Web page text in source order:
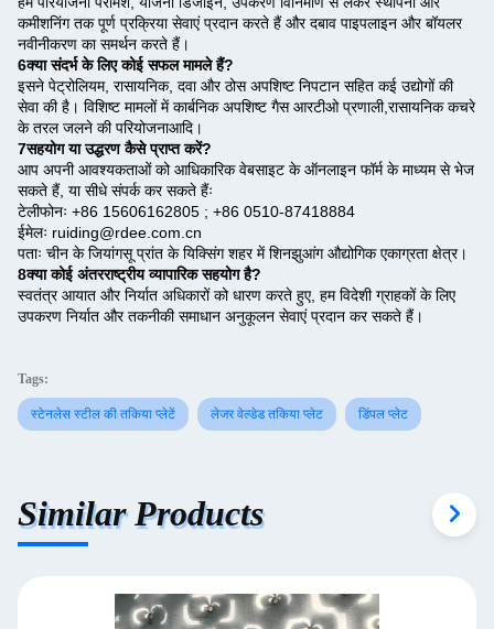
कमीशनिंग तक पूर्ण प्रक्रिया सेवाएं प्रदान करते हैं और दबाव पाइपलाइन और बॉयलर
नवीनीकरण का समर्थन करते हैं।
6क्या संदर्भ के लिए कोई सफल मामले हैं?
इसने पेट्रोलियम, रासायनिक, दवा और ठोस अपशिष्ट निपटान सहित कई उद्योगों की
सेवा की है। विशिष्ट मामलों में कार्बनिक अपशिष्ट गैस आरटीओ प्रणाली,रासायनिक कचरे
के तरल जलने की परियोजनाआदि।
7सहयोग या उद्धरण कैसे प्राप्त करें?
आप अपनी आवश्यकताओं को आधिकारिक वेबसाइट के ऑनलाइन फॉर्म के माध्यम से भेज
सकते हैं, या सीधे संपर्क कर सकते हैंः
टेलीफोनः +86 15606162805 ; +86 0510-87418884
ईमेलः ruiding@rdee.com.cn
पताः चीन के जियांगसू प्रांत के यिक्सिंग शहर में शिनझुआंग औद्योगिक एकाग्रता क्षेत्र।
8क्या कोई अंतरराष्ट्रीय व्यापारिक सहयोग है?
स्वतंत्र आयात और निर्यात अधिकारों को धारण करते हुए, हम विदेशी ग्राहकों के लिए
उपकरण निर्यात और तकनीकी समाधान अनुकूलन सेवाएं प्रदान कर सकते हैं।
Tags:
स्टेनलेस स्टील की तकिया प्लेटें लेजर वेल्डेड तकिया प्लेट डिंपल प्लेट
Similar Products